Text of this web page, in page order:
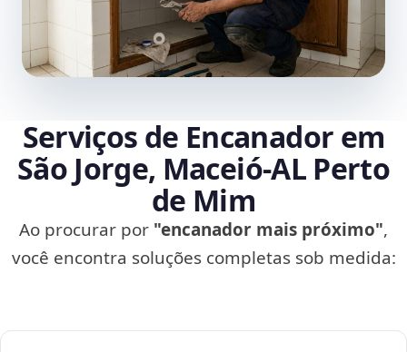
Serviços de Encanador em
São Jorge, Maceió‑AL Perto
de Mim
Ao procurar por "encanador mais próximo",
você encontra soluções completas sob medida: